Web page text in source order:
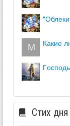
какие
Стих дня